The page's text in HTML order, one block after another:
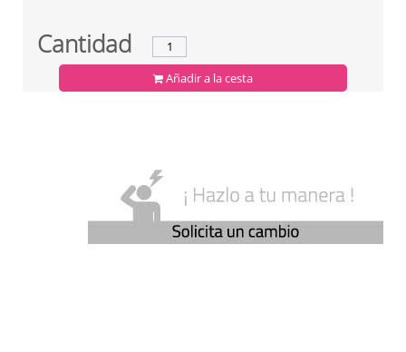
Cantidad
Añadir a la cesta